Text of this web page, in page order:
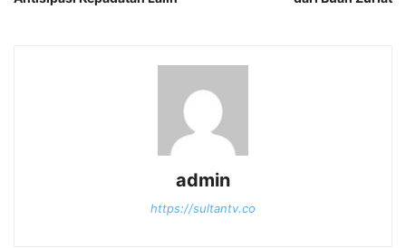
admin
https://sultantv.co